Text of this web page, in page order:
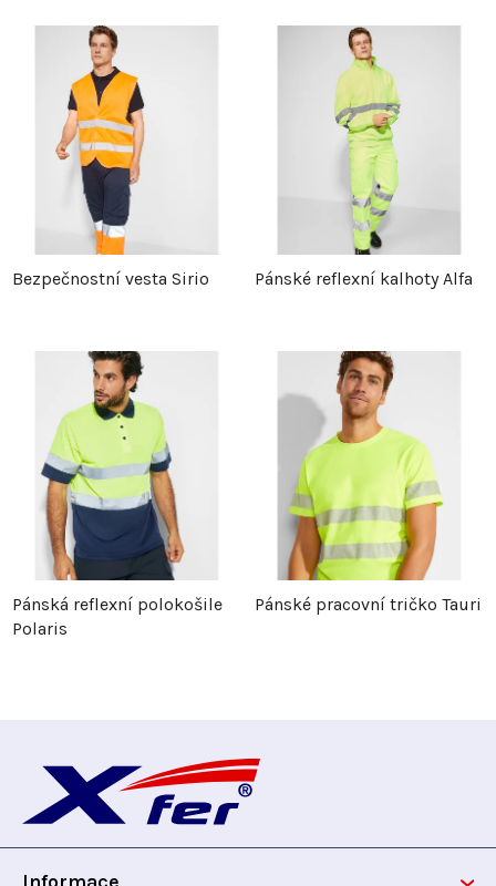
Bezpečnostní vesta Sirio Pánské reflexní kalhoty Alfa
Pánská reflexní polokošile
Polaris
Pánské pracovní tričko Tauri
p